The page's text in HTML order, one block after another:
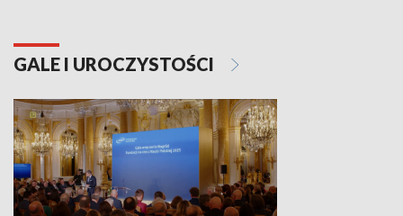
GALE I UROCZYSTOŚCI